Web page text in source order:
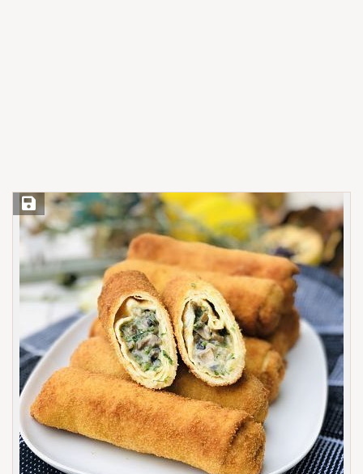
Save Recipe